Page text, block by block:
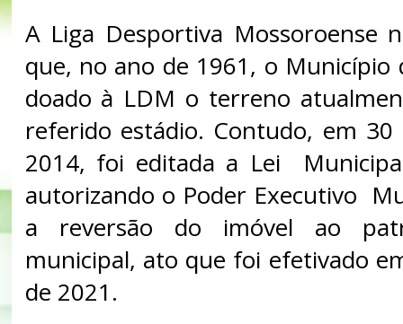
A Liga Desportiva Mossoroense
que, no ano de 1961, o Município
doado à LDM o terreno
referido estádio. Contudo, em
2014, foi editada a Lei
autorizando o Poder Executivo
a reversão do imóvel ao
municipal, ato que foi efetivado
de 2021.